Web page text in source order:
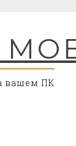
вашем ПК